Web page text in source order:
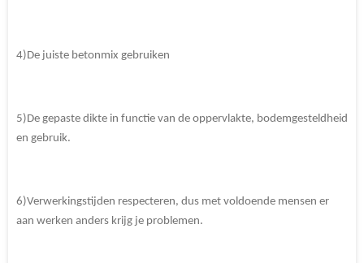
4)De juiste betonmix gebruiken
5)De gepaste dikte in functie van de oppervlakte, bodemgesteldheid
en gebruik.
6)Verwerkingstijden respecteren, dus met voldoende mensen er
aan werken anders krijg je problemen.